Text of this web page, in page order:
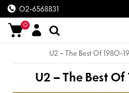
02-6568831
0
U2 – The Best Of 1980-
U2 – The Best